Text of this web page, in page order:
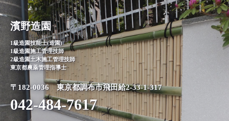
濱野造園
1級造園技能士(造園)
1級造園施工管理技師
2級造園土木施工管理技師
東京都農薬管理指導士
〒182-0036 東京都調布市飛田給2-33-1-317
042-484-7617